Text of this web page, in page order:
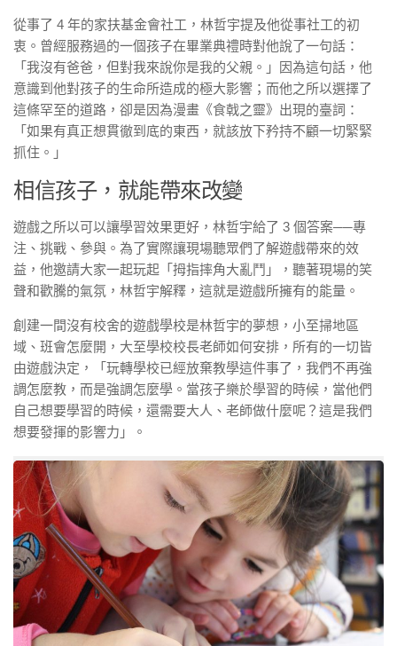
從事了 4 年的家扶基金會社工，林哲宇提及他從事社工的初
衷。曾經服務過的一個孩子在畢業典禮時對他說了一句話：
「我沒有爸爸，但對我來說你是我的父親。」因為這句話，他
意識到他對孩子的生命所造成的極大影響；而他之所以選擇了
這條罕至的道路，卻是因為漫畫《食戟之靈》出現的臺詞：
「如果有真正想貫徹到底的東西，就該放下矜持不顧一切緊緊
抓住。」
相信孩子，就能帶來改變
遊戲之所以可以讓學習效果更好，林哲宇給了 3 個答案──專
注、挑戰、參與。為了實際讓現場聽眾們了解遊戲帶來的效
益，他邀請大家一起玩起「拇指摔角大亂鬥」，聽著現場的笑
聲和歡騰的氣氛，林哲宇解釋，這就是遊戲所擁有的能量。
創建一間沒有校舍的遊戲學校是林哲宇的夢想，小至掃地區
域、班會怎麼開，大至學校校長老師如何安排，所有的一切皆
由遊戲決定，「玩轉學校已經放棄教學這件事了，我們不再強
調怎麼教，而是強調怎麼學。當孩子樂於學習的時候，當他們
自己想要學習的時候，還需要大人、老師做什麼呢？這是我們
想要發揮的影響力」。